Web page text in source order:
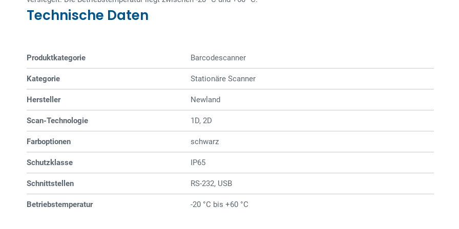
Technische Daten
Produktkategorie Barcode­­scanner
Kategorie Stationäre Scanner
Hersteller Newland
Scan-Technologie 1D, 2D
Farboptionen schwarz
Schutzklasse IP65
Schnittstellen RS-232, USB
Betriebstemperatur -20 °C bis +60 °C